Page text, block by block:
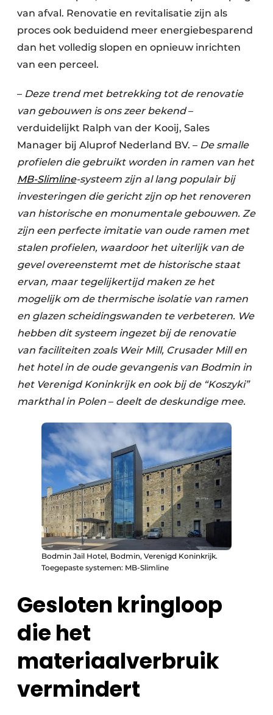
van afval. Renovatie en revitalisatie zijn als
proces ook beduidend meer energiebesparend
dan het volledig slopen en opnieuw inrichten
van een perceel.
– Deze trend met betrekking tot de renovatie
van gebouwen is ons zeer bekend–
verduidelijkt Ralph van der Kooij, Sales
Manager bij Aluprof Nederland BV. – De smalle
profielen die gebruikt worden in ramen van het
MB-Slimline-systeem zijn al lang populair bij
investeringen die gericht zijn op het renoveren
van historische en monumentale gebouwen. Ze
zijn een perfecte imitatie van oude ramen met
stalen profielen, waardoor het uiterlijk van de
gevel overeenstemt met de historische staat
ervan, maar tegelijkertijd maken ze het
mogelijk om de thermische isolatie van ramen
en glazen scheidingswanden te verbeteren. We
hebben dit systeem ingezet bij de renovatie
van faciliteiten zoals Weir Mill, Crusader Mill en
het hotel in de oude gevangenis van Bodmin in
het Verenigd Koninkrijk en ook bij de “Koszyki”
markthal in Polen – deelt de deskundige mee.
Bodmin Jail Hotel, Bodmin, Verenigd Koninkrijk.
Toegepaste systemen: MB-Slimline
Gesloten kringloop
die het
materiaalverbruik
vermindert